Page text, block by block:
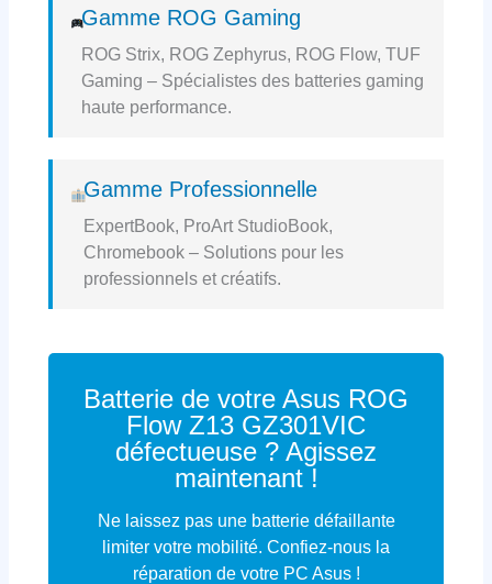
Gamme ROG Gaming
ROG Strix, ROG Zephyrus, ROG Flow, TUF
Gaming – Spécialistes des batteries gaming
haute performance.
Gamme Professionnelle
ExpertBook, ProArt StudioBook,
Chromebook – Solutions pour les
professionnels et créatifs.
Batterie de votre Asus ROG
Flow Z13 GZ301VIC
défectueuse ? Agissez
maintenant !
Ne laissez pas une batterie défaillante
limiter votre mobilité. Confiez-nous la
réparation de votre PC Asus !